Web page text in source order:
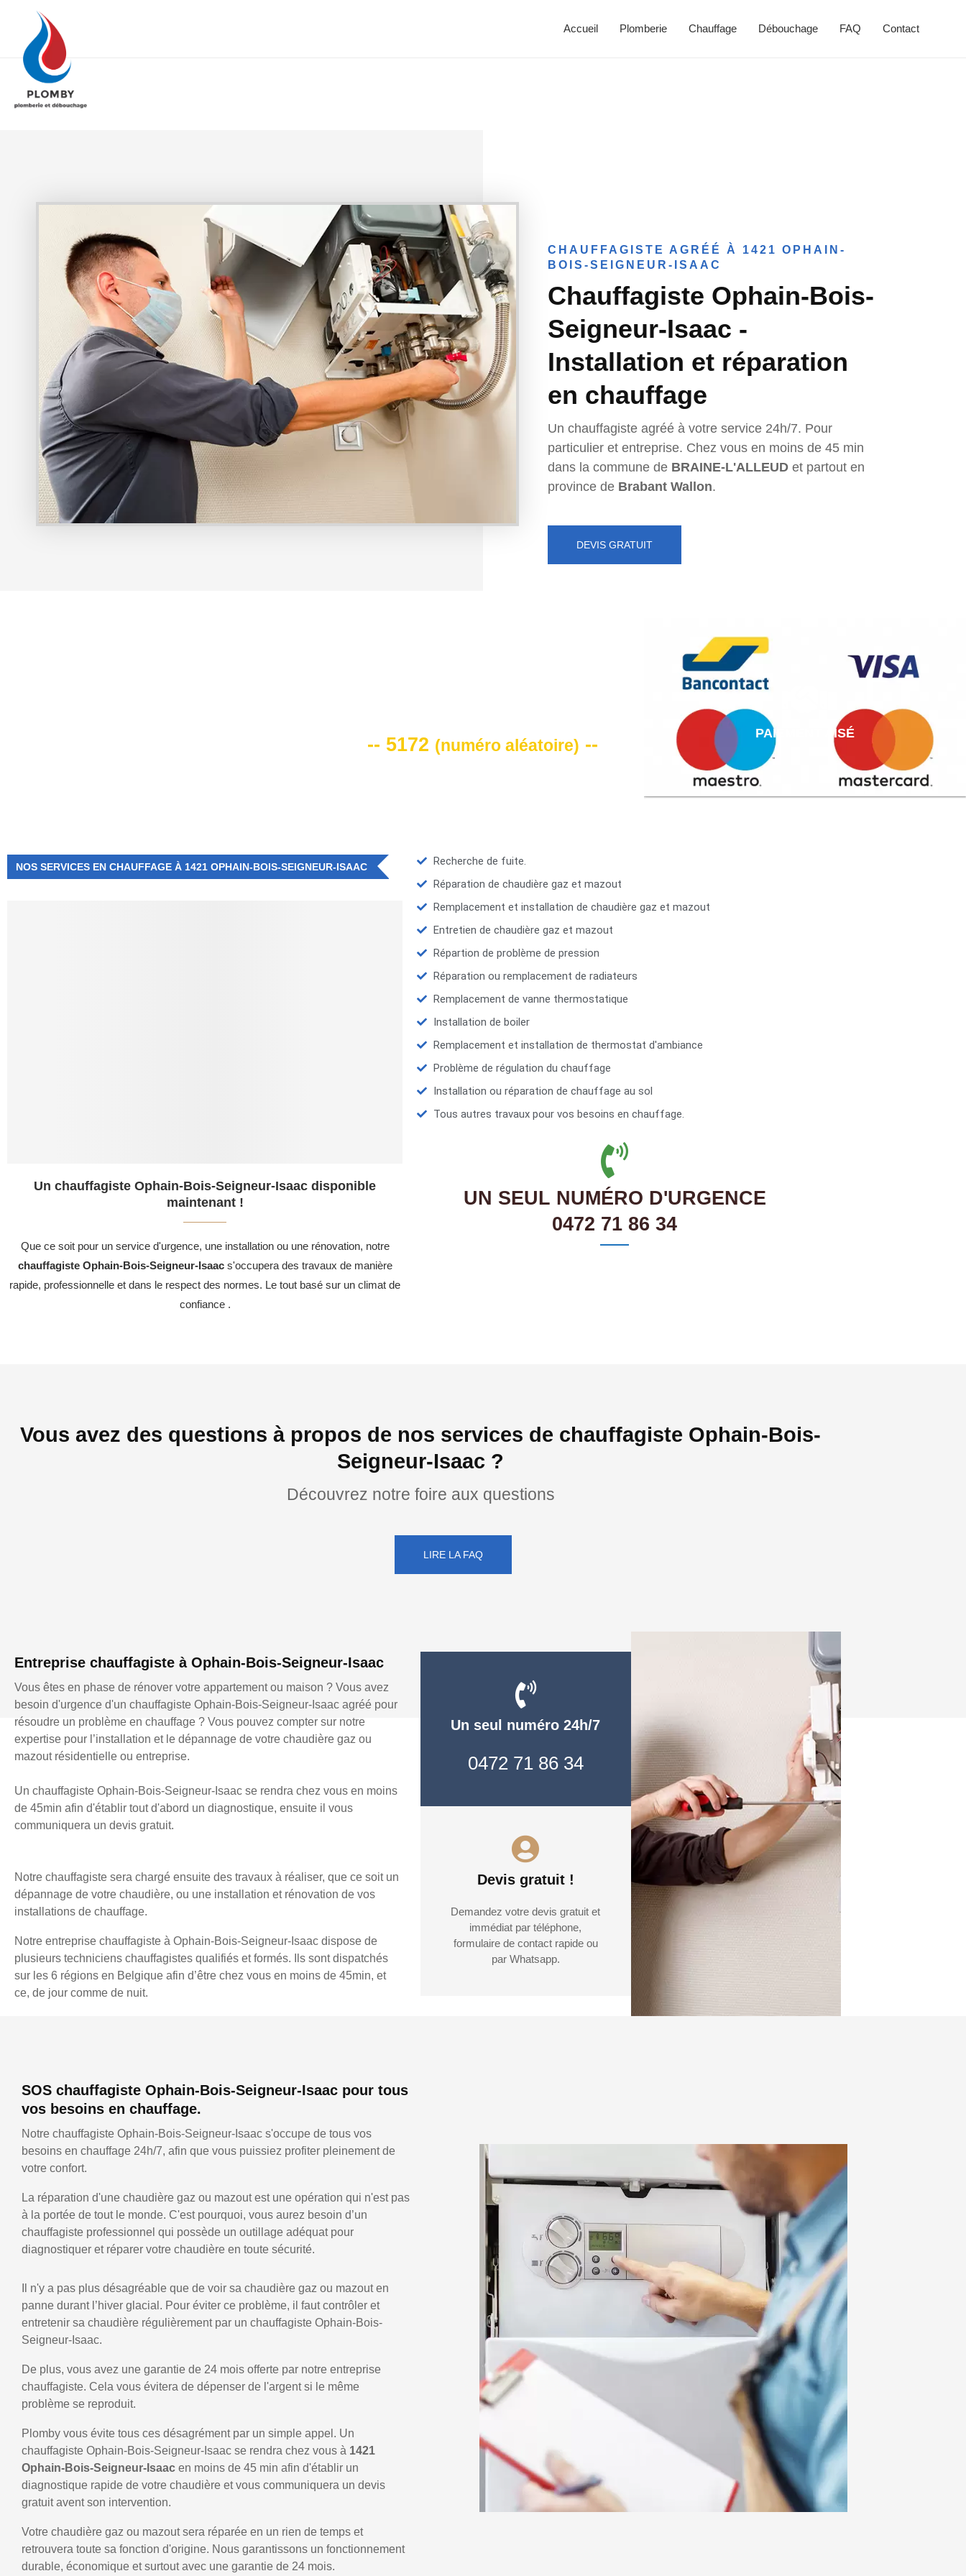
Accueil Plomberie Chauffage Débouchage FAQ Contact
CHAUFFAGISTE AGRÉÉ À 1421 OPHAIN-
BOIS-SEIGNEUR-ISAAC
Chauffagiste Ophain-Bois-
Seigneur-Isaac -
Installation et réparation
en chauffage
Un chauffagiste agréé à votre service 24h/7. Pour
particulier et entreprise. Chez vous en moins de 45 min
dans la commune de BRAINE-L'ALLEUD et partout en
province de Brabant Wallon.
DEVIS GRATUIT
-- 5172 (numéro aléatoire) --
PAIEMENT AISÉ
NOS SERVICES EN CHAUFFAGE À 1421 OPHAIN-BOIS-SEIGNEUR-ISAAC
Un chauffagiste Ophain-Bois-Seigneur-Isaac disponible
maintenant !
Que ce soit pour un service d'urgence, une installation ou une rénovation, notre
chauffagiste Ophain-Bois-Seigneur-Isaacs'occupera des travaux de manière
rapide, professionnelle et dans le respect des normes. Le tout basé sur un climat de
confiance .
Recherche de fuite.
Réparation de chaudière gaz et mazout
Remplacement et installation de chaudière gaz et mazout
Entretien de chaudière gaz et mazout
Répartion de problème de pression
Réparation ou remplacement de radiateurs
Remplacement de vanne thermostatique
Installation de boiler
Remplacement et installation de thermostat d'ambiance
Problème de régulation du chauffage
Installation ou réparation de chauffage au sol
Tous autres travaux pour vos besoins en chauffage.
UN SEUL NUMÉRO D'URGENCE
0472 71 86 34
Vous avez des questions à propos de nos services de chauffagiste Ophain-Bois-
Seigneur-Isaac ?
Découvrez notre foire aux questions
LIRE LA FAQ
Entreprise chauffagiste à Ophain-Bois-Seigneur-Isaac
Vous êtes en phase de rénover votre appartement ou maison ? Vous avez
besoin d'urgence d'un chauffagiste Ophain-Bois-Seigneur-Isaac agréé pour
résoudre un problème en chauffage ? Vous pouvez compter sur notre
expertise pour l’installation et le dépannage de votre chaudière gaz ou
mazout résidentielle ou entreprise.
Un chauffagiste Ophain-Bois-Seigneur-Isaac se rendra chez vous en moins
de 45min afin d'établir tout d'abord un diagnostique, ensuite il vous
communiquera un devis gratuit.
Notre chauffagiste sera chargé ensuite des travaux à réaliser, que ce soit un
dépannage de votre chaudière, ou une installation et rénovation de vos
installations de chauffage.
Notre entreprise chauffagiste à Ophain-Bois-Seigneur-Isaac dispose de
plusieurs techniciens chauffagistes qualifiés et formés. Ils sont dispatchés
sur les 6 régions en Belgique afin d’être chez vous en moins de 45min, et
ce, de jour comme de nuit.
Un seul numéro 24h/7
0472 71 86 34
Devis gratuit !
Demandez votre devis gratuit et
immédiat par téléphone,
formulaire de contact rapide ou
par Whatsapp.
SOS chauffagiste Ophain-Bois-Seigneur-Isaac pour tous
vos besoins en chauffage.
Notre chauffagiste Ophain-Bois-Seigneur-Isaac s'occupe de tous vos
besoins en chauffage 24h/7, afin que vous puissiez profiter pleinement de
votre confort.
La réparation d'une chaudière gaz ou mazout est une opération qui n'est pas
à la portée de tout le monde. C'est pourquoi, vous aurez besoin d’un
chauffagiste professionnel qui possède un outillage adéquat pour
diagnostiquer et réparer votre chaudière en toute sécurité.
Il n'y a pas plus désagréable que de voir sa chaudière gaz ou mazout en
panne durant l’hiver glacial. Pour éviter ce problème, il faut contrôler et
entretenir sa chaudière régulièrement par un chauffagiste Ophain-Bois-
Seigneur-Isaac.
De plus, vous avez une garantie de 24 mois offerte par notre entreprise
chauffagiste. Cela vous évitera de dépenser de l'argent si le même
problème se reproduit.
Plomby vous évite tous ces désagrément par un simple appel. Un
chauffagiste Ophain-Bois-Seigneur-Isaac se rendra chez vous à 1421
Ophain-Bois-Seigneur-Isaac en moins de 45 min afin d'établir un
diagnostique rapide de votre chaudière et vous communiquera un devis
gratuit avent son intervention.
Votre chaudière gaz ou mazout sera réparée en un rien de temps et
retrouvera toute sa fonction d'origine. Nous garantissons un fonctionnement
durable, économique et surtout avec une garantie de 24 mois.